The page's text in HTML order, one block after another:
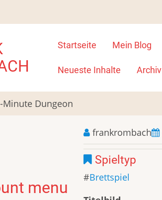
Main
navigation
Startseite Mein Blog
Neueste Inhalte Archiv
Minute Dungeon
frankrombach
Spieltyp
Brettspiel
menu